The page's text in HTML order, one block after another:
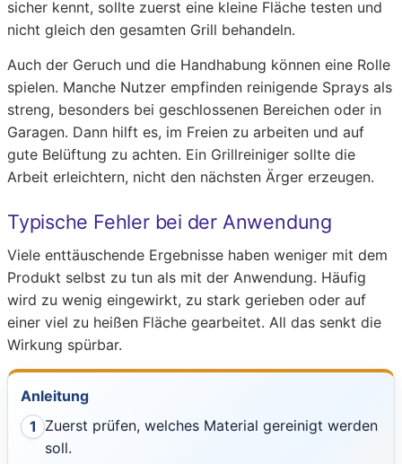
sicher kennt, sollte zuerst eine kleine Fläche testen und
nicht gleich den gesamten Grill behandeln.
Auch der Geruch und die Handhabung können eine Rolle
spielen. Manche Nutzer empfinden reinigende Sprays als
streng, besonders bei geschlossenen Bereichen oder in
Garagen. Dann hilft es, im Freien zu arbeiten und auf
gute Belüftung zu achten. Ein Grillreiniger sollte die
Arbeit erleichtern, nicht den nächsten Ärger erzeugen.
Typische Fehler bei der Anwendung
Viele enttäuschende Ergebnisse haben weniger mit dem
Produkt selbst zu tun als mit der Anwendung. Häufig
wird zu wenig eingewirkt, zu stark gerieben oder auf
einer viel zu heißen Fläche gearbeitet. All das senkt die
Wirkung spürbar.
Anleitung
1 Zuerst prüfen, welches Material gereinigt werden
soll.